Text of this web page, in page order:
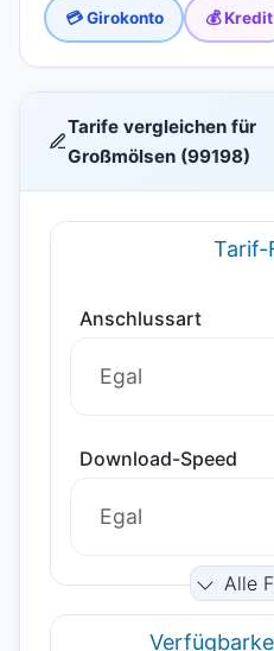
💳 Girokonto 💰 Kredit
Tarife vergleichen für
Großmölsen (99198)